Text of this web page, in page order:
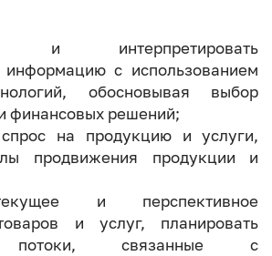
и интерпретировать
информацию с использованием
обосновывая выбор
финансовых решений;
спрос на продукцию и услуги,
продвижения продукции и
и перспективное
и услуг, планировать
потоки, связанные с